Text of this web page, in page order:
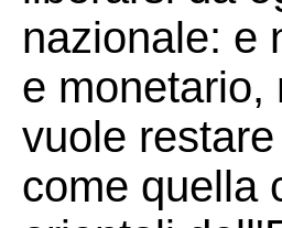
nazionale: e
e monetario,
vuole
come quella